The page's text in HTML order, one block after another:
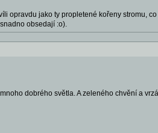
opravdu jako ty propletené kořeny stromu,
obsedají :o).
dobrého světla. A zeleného chvění a